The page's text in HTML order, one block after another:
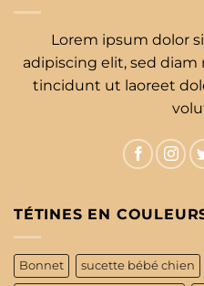
Lorem ipsum dolor
adipiscing elit, sed
tincidunt ut laoreet
TÉTINES EN
Bonnet sucette bébé chien